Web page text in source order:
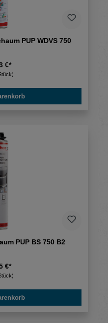
PUP WDVS 750
€*
PUP BS 750 B2
€*